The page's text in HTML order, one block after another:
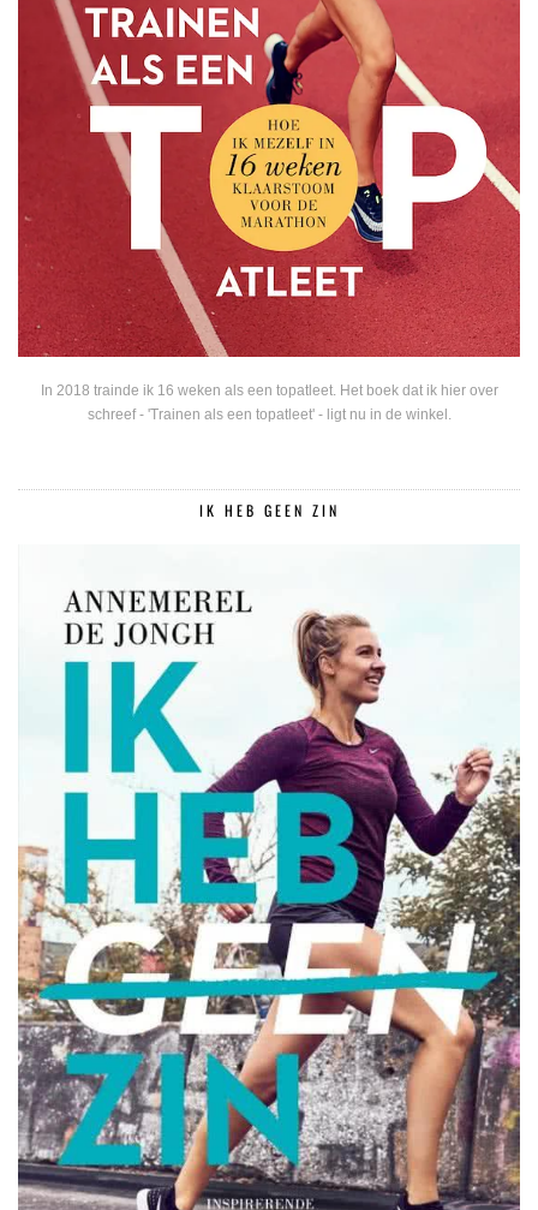
In 2018 trainde ik 16 weken als een topatleet. Het boek dat ik hier over
schreef - 'Trainen als een topatleet' - ligt nu in de winkel.
IK HEB GEEN ZIN